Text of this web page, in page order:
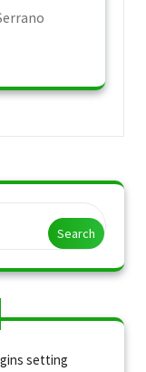
Search
setting